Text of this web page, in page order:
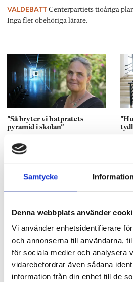
Samtycke
Denna webbplats använder
Vi använder enhetsidentifierare
och annonserna till användarna,
för sociala medier och analysera
vidarebefordrar även sådana
information från din enhet till de
VALDEBATT Centerpartiets tioåriga
Inga fler obehöriga lärare.
”Så bryter vi hatpratets
pyramid i skolan”
”Vad ska vår tid räcka
eller ska jag vara närvarande tillsammans
”Vad säger det om
barn behöver